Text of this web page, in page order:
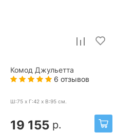
Комод Джульетта
6 отзывов
Ш:75 x Г:42 x В:95 см.
19 155 р.